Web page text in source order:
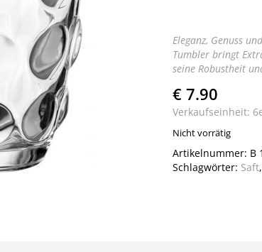
Eleganz, Genuss
Tumbler bringt
seine Robustheit
€ 7.90
Verkaufseinheit:
Nicht vorrätig
Artikelnummer: B
Schlagwörter: Saft,